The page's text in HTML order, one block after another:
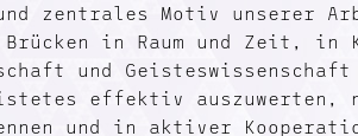
und zentrales Motiv unserer
in Raum und Zeit, in
und
effektiv auszuwerten,
und in aktiver